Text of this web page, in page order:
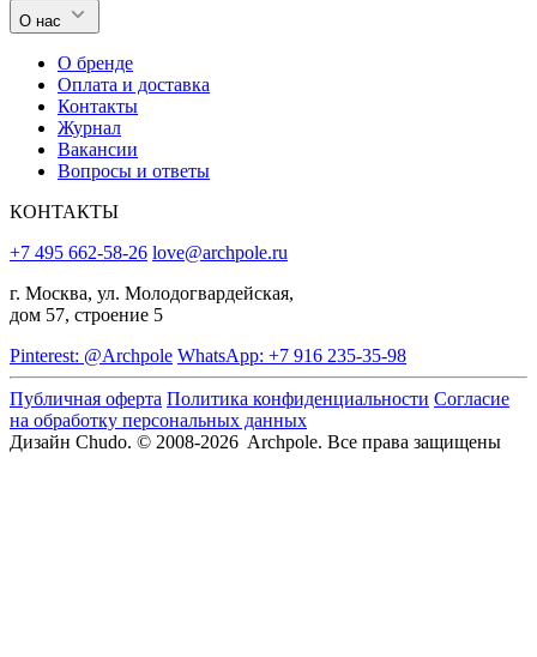
О нас
О бренде
Оплата и доставка
Контакты
Журнал
Вакансии
Вопросы и ответы
КОНТАКТЫ
+7 495 662-58-26 love@archpole.ru
г. Москва, ул. Молодогвардейская,
дом 57, строение 5
Pinterest: @Archpole WhatsApp: +7 916 235-35-98
Публичная оферта Политика конфиденциальности Согласие
на обработку персональных данных
Дизайн Chudo. © 2008-2026 Archpole. Все права защищены